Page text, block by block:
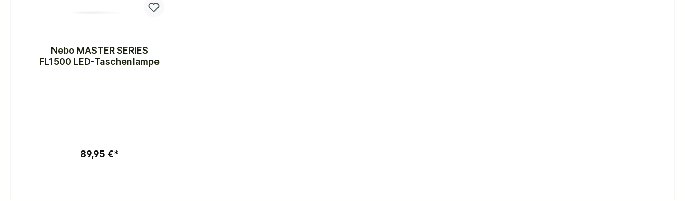
Nebo MASTER SERIES
FL1500 LED-Taschenlampe
89,95 €*
In den Warenkorb